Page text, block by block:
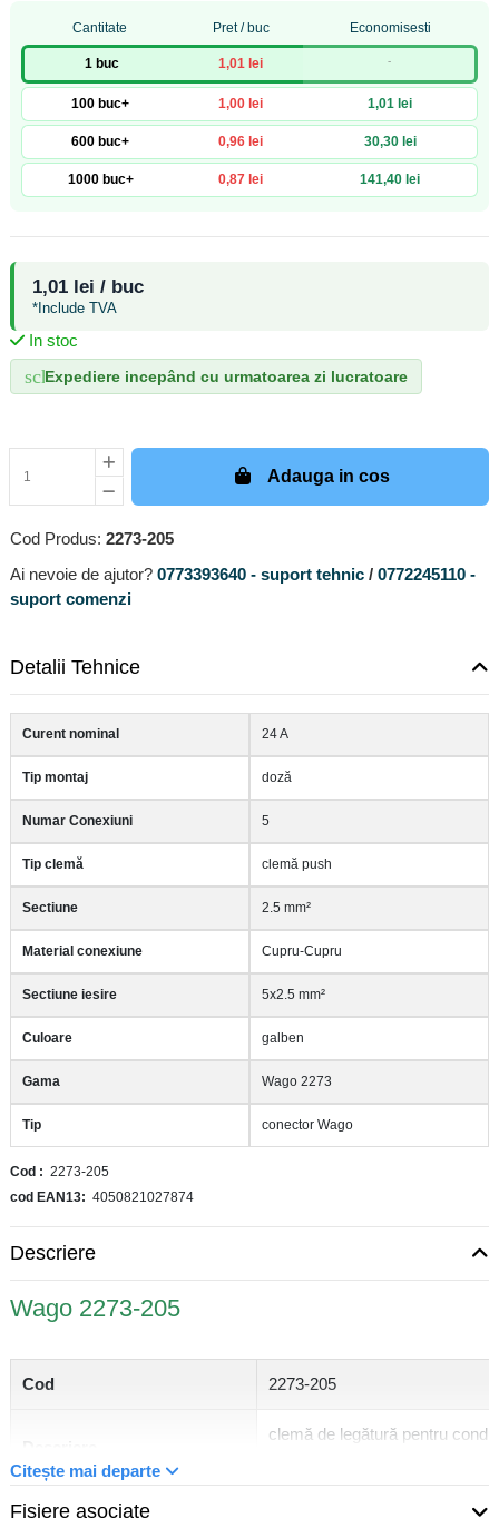
Cantitate Pret / buc Economisesti
1 buc 1,01 lei -
100 buc+ 1,00 lei 1,01 lei
600 buc+ 0,96 lei 30,30 lei
1000 buc+ 0,87 lei 141,40 lei
Adauga in cos
1,01 lei / buc
*Include TVA
In stoc
schedule
Expediere incepând cu urmatoarea zi lucratoare
Cod Produs: 2273-205
Ai nevoie de ajutor? 0773393640 - suport tehnic / 0772245110 -
suport comenzi
Detalii Tehnice
Curent nominal 24 A
Tip montaj doză
Numar Conexiuni 5
Tip clemă clemă push
Sectiune 2.5 mm²
Material conexiune Cupru-Cupru
Sectiune iesire 5x2.5 mm²
Culoare galben
Gama Wago 2273
Tip conector Wago
Cod
2273-205
cod EAN13
4050821027874
Descriere
Wago 2273-205
Cod 2273-205
clemă de legătură pentru
Categorie de supratensiune
Citește mai departe
Fisiere asociate